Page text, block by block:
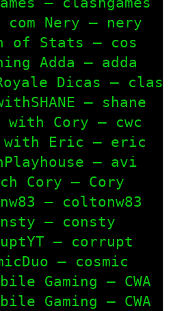
com Nery – nery
of Stats – cos
Adda – adda
Dicas –
– shane
with Cory – cwc
Eric – eric
– avi
Cory – Cory
– coltonw83
– consty
– corrupt
– cosmic
Gaming – CWA
Gaming – CWA